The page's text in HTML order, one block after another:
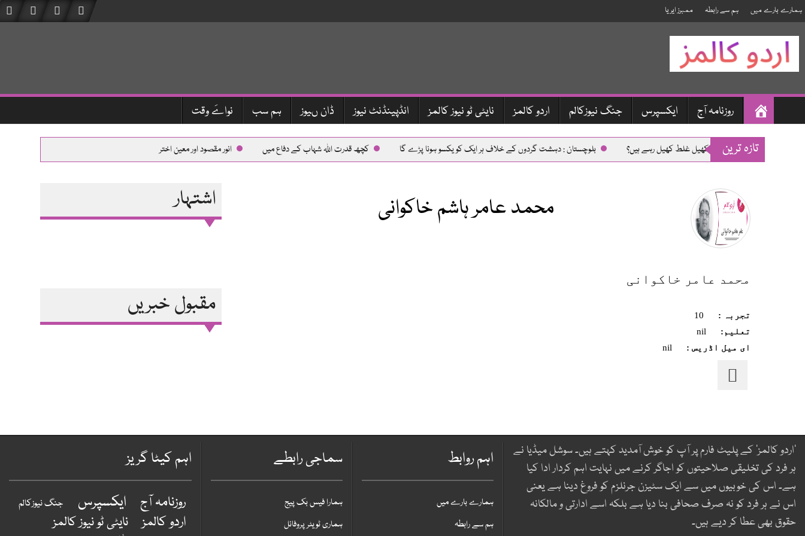
ہمارے بارے میں ہم سے رابطہ ممبرز ایریا
صفحہ
اول
روزنامہ آج ایکسپرس جنگ نیوزکالم اردو کالمز نایٹی ٹو نیوز کالمز انڈپینڈنٹ نیوز ڈان ںیوز ہم سب نواےَ وقت
تازہ ترین
افغان طالبان کھیل غلط کھیل رہے ہیں؟ بلوچستان : دہشت گردوں کے خلاف ہر ایک کو یکسو ہونا پڑے گا کچھ قدرت اللہ شہاب کے دفاع میں
انور مقصود اور معین اختر
مولانا فضل الرحمن پر تنقید کیوں ؟
اشتہار
مقبول خبریں
محمد عامر ہاشم خاکوانی
محمد عامر خاکوانی
تجربہ :
تعلیم:
ای میل اڈریس :
اہم کیٹا گریز
روزنامہ آج ایکسپرس جنگ نیوزکالم
اردو کالمز نایٹی ٹو نیوز کالمز
سماجی رابطے
ہمارا فیس بک پیج
ہماری ٹویٹر پروفائل
اہم روابط
ہمارے بارے میں
ہم سے رابطہ
’اردو کالمز‘ کے پلیٹ فارم پر آپ کو خوش آمدید کہتے ہیں۔ سوشل میڈیا نے
ہر فرد کی تخلیقی صلاحیتوں کو اجاگر کرنے میں نہایت اہم کردار ادا کیا
ہے۔ اس کی خوبیوں میں سے ایک سٹیزن جرنلزم کو فروغ دینا ہے یعنی
اس نے ہر فرد کو نہ صرف صحافی بنا دیا ہے بلکہ اسے ادارتی و مالکانہ
حقوق بھی عطا کر دیے ہیں۔